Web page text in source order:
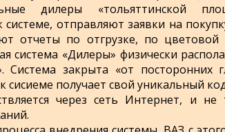
дилеры «тольяттинской
системе, отправляют заявки на
отчеты по отгрузке, по
система «Дилеры» физически
Система закрыта «от
получает свой уникальный
через сеть Интернет, и